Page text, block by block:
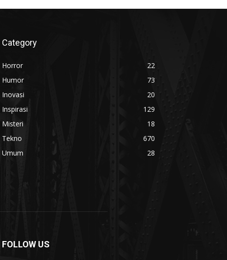
Category
Horror
22
Humor
73
Inovasi
20
Inspirasi
129
Misteri
18
Tekno
670
Umum
28
FOLLOW US